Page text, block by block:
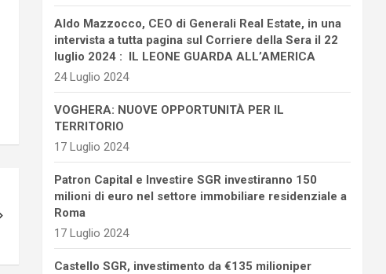
Aldo Mazzocco, CEO di Generali Real Estate, in una
intervista a tutta pagina sul Corriere della Sera il 22
luglio 2024 : IL LEONE GUARDA ALL’AMERICA
24 Luglio 2024
VOGHERA: NUOVE OPPORTUNITÀ PER IL
TERRITORIO
17 Luglio 2024
Patron Capital e Investire SGR investiranno 150
milioni di euro nel settore immobiliare residenziale a
Roma
17 Luglio 2024
Castello SGR, investimento da €135 milioniper